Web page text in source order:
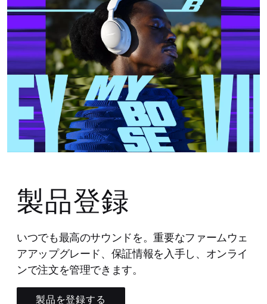
製品登録
いつでも最高のサウンドを。重要なファームウェ
アアップグレード、保証情報を入手し、オンライ
ンで注文を管理できます。
製品を登録する